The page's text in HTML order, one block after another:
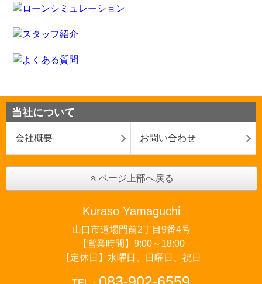
当社について
会社概要 お問い合わせ
ページ上部へ戻る
Kuraso Yamaguchi
山口市道場門前2丁目9番4号
【営業時間】9:00～18:00
【定休日】水曜日、日曜日、祝日